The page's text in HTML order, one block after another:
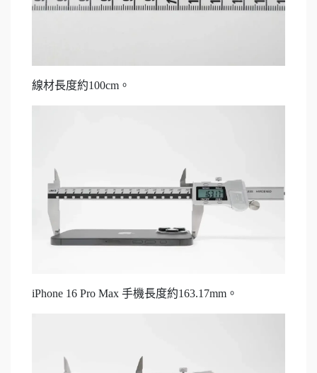
線材長度約100cm。
iPhone 16 Pro Max 手機長度約163.17mm。